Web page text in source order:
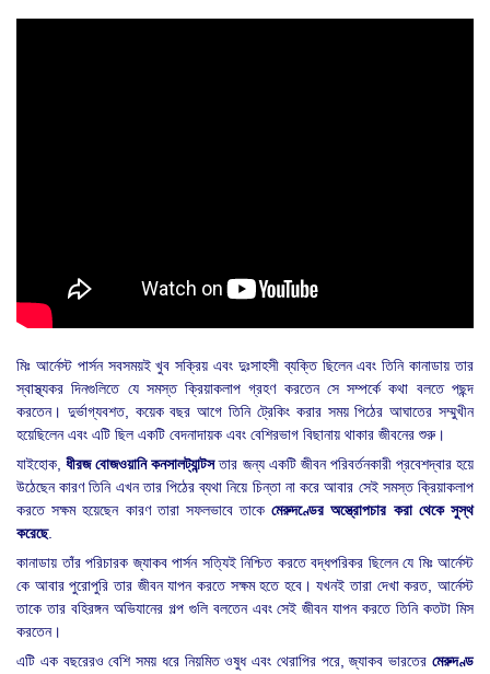
মিঃ আর্নেস্ট পার্সন সবসময়ই খুব সক্রিয় এবং দুঃসাহসী ব্যক্তি ছিলেন এবং তিনি কানাডায় তার
স্বাস্থ্যকর দিনগুলিতে যে সমস্ত ক্রিয়াকলাপ গ্রহণ করতেন সে সম্পর্কে কথা বলতে পছন্দ
করতেন। দুর্ভাগ্যবশত, কয়েক বছর আগে তিনি ট্রেকিং করার সময় পিঠের আঘাতের সম্মুখীন
হয়েছিলেন এবং এটি ছিল একটি বেদনাদায়ক এবং বেশিরভাগ বিছানায় থাকার জীবনের শুরু।
যাইহোক,ধীরজ বোজওয়ানি কনসালট্যান্টসতার জন্য একটি জীবন পরিবর্তনকারী প্রবেশদ্বার হয়ে
উঠেছেন কারণ তিনি এখন তার পিঠের ব্যথা নিয়ে চিন্তা না করে আবার সেই সমস্ত ক্রিয়াকলাপ
করতে সক্ষম হয়েছেন কারণ তারা সফলভাবে তাকেমেরুদণ্ডের অস্ত্রোপচার করা থেকে সুস্থ
করেছে.
কানাডায় তাঁর পরিচারক জ্যাকব পার্সন সত্যিই নিশ্চিত করতে বদ্ধপরিকর ছিলেন যে মিঃ আর্নেস্ট
কে আবার পুরোপুরি তার জীবন যাপন করতে সক্ষম হতে হবে। যখনই তারা দেখা করত, আর্নেস্ট
তাকে তার বহিরঙ্গন অভিযানের গল্প গুলি বলতেন এবং সেই জীবন যাপন করতে তিনি কতটা মিস
করতেন।
এটি এক বছরেরও বেশি সময় ধরে নিয়মিত ওষুধ এবং থেরাপির পরে, জ্যাকব ভারতের মেরুদণ্ড